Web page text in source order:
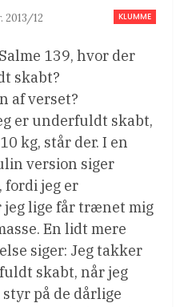
KLUMME
2013/12
139, hvor der
skabt?
af verset?
er underfuldt skabt,
kg, står der. I en
version siger
fordi jeg er
lige får trænet mig
En lidt mere
siger: Jeg takker
skabt, når jeg
på de dårlige